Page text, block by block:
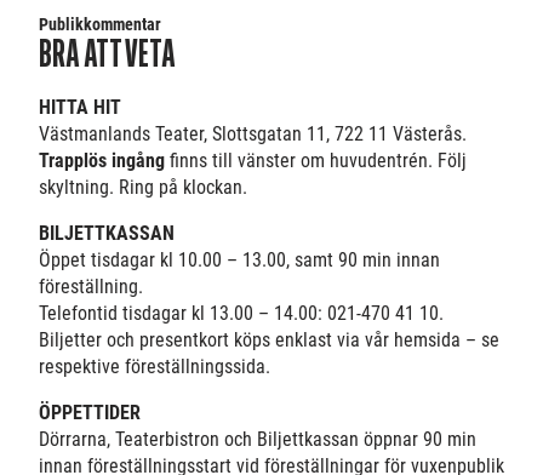
Publikkommentar
BRA ATT VETA
HITTA HIT
Västmanlands Teater, Slottsgatan 11, 722 11 Västerås.
Trapplös ingång finns till vänster om huvudentrén. Följ
skyltning. Ring på klockan.
BILJETTKASSAN
Öppet tisdagar kl 10.00 – 13.00, samt 90 min innan
föreställning.
Telefontid tisdagar kl 13.00 – 14.00: 021-470 41 10.
Biljetter och presentkort köps enklast via vår hemsida – se
respektive föreställningssida.
ÖPPETTIDER
Dörrarna, Teaterbistron och Biljettkassan öppnar 90 min
innan föreställningsstart vid föreställningar för vuxenpublik